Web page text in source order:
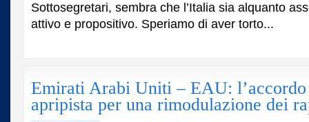
tassello
per
evoluzione.
Sottosegretari, sembra che l’Italia sia alquanto
attivo e propositivo. Speriamo di aver torto...
Emirati Arabi Uniti – EAU: l’accordo
apripista per una rimodulazione dei